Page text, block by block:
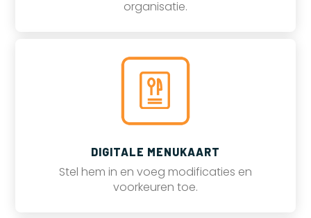
organisatie.
DIGITALE MENUKAART
Stel hem in en voeg modificaties en
voorkeuren toe.